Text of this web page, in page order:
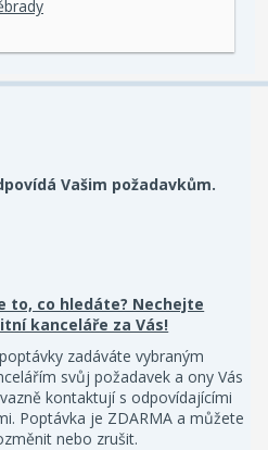
Vašim požadavkům.
to, co hledáte? Nechejte
kanceláře za Vás!
zadáváte vybraným
svůj požadavek a ony Vás
kontaktují s odpovídajícími
Poptávka je ZDARMA a můžete
nebo zrušit.